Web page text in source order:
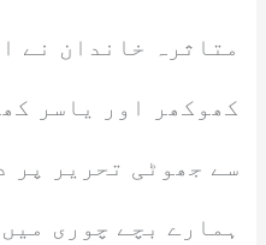
متاثرہ خاندان نے
کھوکھر اور یاسر
سے جھوٹی تحریر پر
ہمارے بچے چوری